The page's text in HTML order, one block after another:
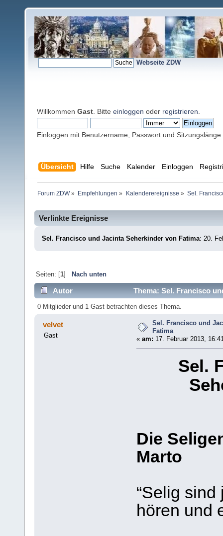
Webseite ZDW
Willkommen Gast . Bitte einloggen oder registrieren
Einloggen mit Benutzername, Passwort und Sitzungslänge
Übersicht Hilfe Suche Kalender Einloggen
Forum ZDW» Empfehlungen » Kalenderereignisse » Sel.
Verlinkte Ereignisse
Sel. Francisco und Jacinta Seherkinder von Fatima: 20.
Seiten: [1] Nach unten
Autor Thema: Sel. Francisco
0 Mitglieder und 1 Gast betrachten dieses Thema.
velvet
Gast
Sel. Francisco und
Fatima
« am: 17. Februar 2013,
Sel.
Die
Marto
“Selig
hören und